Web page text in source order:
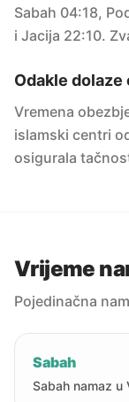
Sabah 04:18,
i Jacija 22:10.
Odakle dolaze
Vremena
islamski centri
osigurala
Vrijeme
Pojedinačna
Sabah
Sabah namaz u